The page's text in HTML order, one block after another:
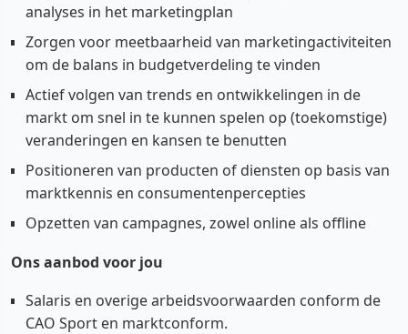
analyses in het marketingplan
Zorgen voor meetbaarheid van marketingactiviteiten
om de balans in budgetverdeling te vinden
Actief volgen van trends en ontwikkelingen in de
markt om snel in te kunnen spelen op (toekomstige)
veranderingen en kansen te benutten
Positioneren van producten of diensten op basis van
marktkennis en consumentenpercepties
Opzetten van campagnes, zowel online als offline
Ons aanbod voor jou
Salaris en overige arbeidsvoorwaarden conform de
CAO Sport en marktconform.